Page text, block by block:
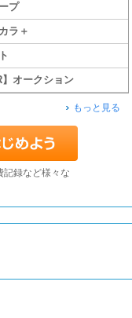
プ
ラ＋
】オークション
もっと見る
記録など様々な